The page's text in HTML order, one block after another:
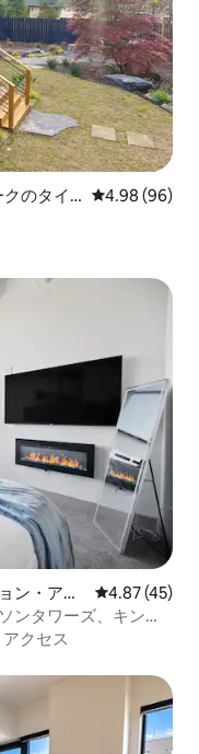
のタイ
レビュー96件
4.98 (96)
ン・アパ
レビュー45
4.87 (45)
ンタワーズ、キング
アクセス